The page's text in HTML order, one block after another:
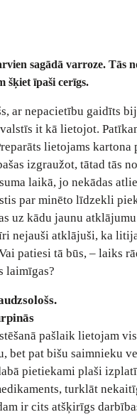
sagādā varroze. Tās
šķiet īpaši cerīgs.
ar nepacietību gaidīts
it kā lietojot.
lietojams
izgraužot, tātad tās
laikā, jo nekādas
par minēto līdzekli
uz kādu jaunu
nejauši atklājuši, ka
patiesi tā būs, – laiks
laimīgas?
pašlaik lietojam
bet pat bišu saimnieku
pietiekami plaši
turklāt
ir cits atšķirīgs